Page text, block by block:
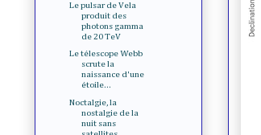
Le pulsar de Vela
produit des
photons gamma
de 20 TeV
Le télescope Webb
scrute la
naissance d'une
étoile...
Noctalgie, la
nostalgie de la
nuit sans